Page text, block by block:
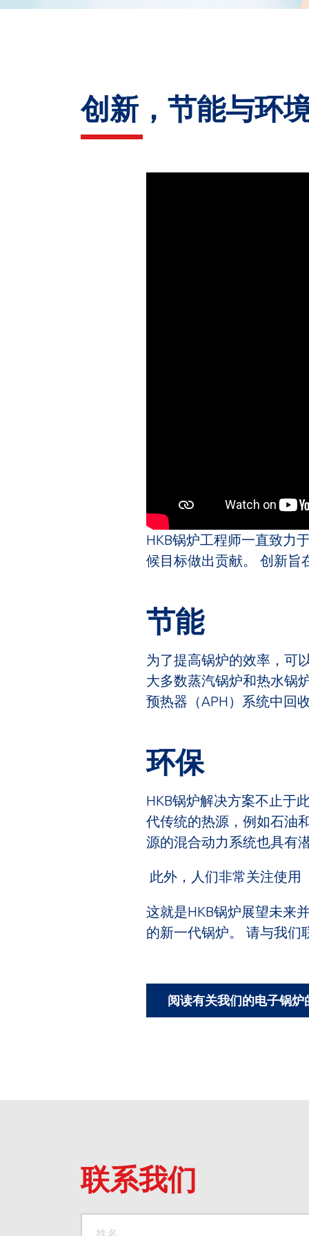
创新，节能与环
HKB锅炉工程师一直致力
候目标做出贡献。 创新旨
节能
为了提高锅炉的效率，可
大多数蒸汽锅炉和热水锅
预热器（APH）系统中回
环保
HKB锅炉解决方案不止于
代传统的热源，例如石油
源的混合动力系统也具有
此外，人们非常关注使用
这就是HKB锅炉展望未来
的新一代锅炉。 请与我们
阅读有关我们的电子锅炉
联系我们